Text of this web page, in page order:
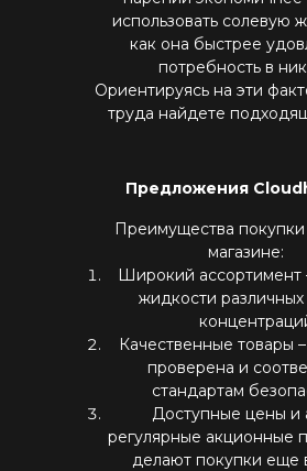
Предложения
использовать солевую
как она быстрее
потребность в
Ориентируясь на эти
труда найдете
Преимущества
магазине:
Широкий ассортимент
жидкости различных
Качественные товары
проверена и
стандартам
Доступные цены и
регулярные акционные
делают покупки еще